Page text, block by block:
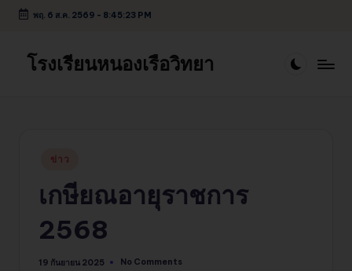
content
พฤ. 6 ส.ค. 2569 - 8:45:23 PM
โรงเรียนหนองเรือวิทยา
Posted
ข่าว
เกษียณอายุราชการ
2568
19 กันยายน 2025 No Comments